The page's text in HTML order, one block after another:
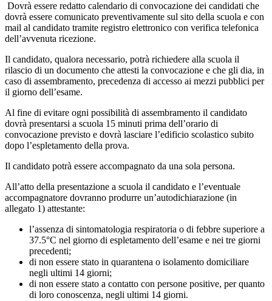
Dovrà essere redatto calendario di convocazione dei candidati che
dovrà essere comunicato preventivamente sul sito della scuola e con
mail al candidato tramite registro elettronico con verifica telefonica
dell’avvenuta ricezione.
Il candidato, qualora necessario, potrà richiedere alla scuola il
rilascio di un documento che attesti la convocazione e che gli dia, in
caso di assembramento, precedenza di accesso ai mezzi pubblici per
il giorno dell’esame.
Al fine di evitare ogni possibilità di assembramento il candidato
dovrà presentarsi a scuola 15 minuti prima dell’orario di
convocazione previsto e dovrà lasciare l’edificio scolastico subito
dopo l’espletamento della prova.
Il candidato potrà essere accompagnato da una sola persona.
All’atto della presentazione a scuola il candidato e l’eventuale
accompagnatore dovranno produrre un’autodichiarazione (in
allegato 1) attestante:
l’assenza di sintomatologia respiratoria o di febbre superiore a
37.5°C nel giorno di espletamento dell’esame e nei tre giorni
precedenti;
di non essere stato in quarantena o isolamento domiciliare
negli ultimi 14 giorni;
di non essere stato a contatto con persone positive, per quanto
di loro conoscenza, negli ultimi 14 giorni.